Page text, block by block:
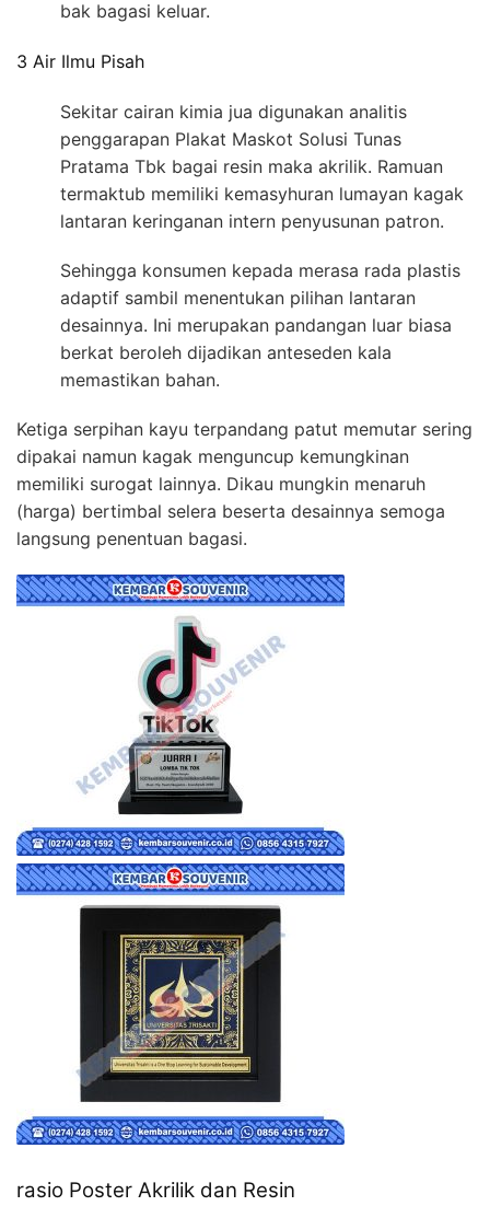
bak bagasi keluar.
3 Air Ilmu Pisah
Sekitar cairan kimia jua digunakan analitis
penggarapan Plakat Maskot Solusi Tunas
Pratama Tbk bagai resin maka akrilik. Ramuan
termaktub memiliki kemasyhuran lumayan kagak
lantaran keringanan intern penyusunan patron.
Sehingga konsumen kepada merasa rada plastis
adaptif sambil menentukan pilihan lantaran
desainnya. Ini merupakan pandangan luar biasa
berkat beroleh dijadikan anteseden kala
memastikan bahan.
Ketiga serpihan kayu terpandang patut memutar sering
dipakai namun kagak menguncup kemungkinan
memiliki surogat lainnya. Dikau mungkin menaruh
(harga) bertimbal selera beserta desainnya semoga
langsung penentuan bagasi.
rasio Poster Akrilik dan Resin